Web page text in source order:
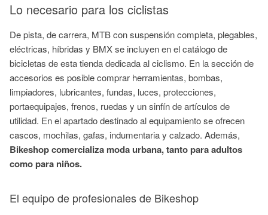
Lo necesario para los ciclistas
De pista, de carrera, MTB con suspensión completa, plegables,
eléctricas, híbridas y BMX se incluyen en el catálogo de
bicicletas de esta tienda dedicada al ciclismo. En la sección de
accesorios es posible comprar herramientas, bombas,
limpiadores, lubricantes, fundas, luces, protecciones,
portaequipajes, frenos, ruedas y un sinfín de artículos de
utilidad. En el apartado destinado al equipamiento se ofrecen
cascos, mochilas, gafas, indumentaria y calzado. Además,
Bikeshop comercializa moda urbana, tanto para adultos
como para niños.
El equipo de profesionales de Bikeshop